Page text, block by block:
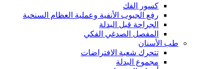
كسور الفك
رفع الجيوب الأنفية وعملية العظام السنخية
الجراحة قبل البدلة
المفصل الصدغي الفكي
طب الأسنان
تتحرك شعبة الافتراضات
مجموع البدلة